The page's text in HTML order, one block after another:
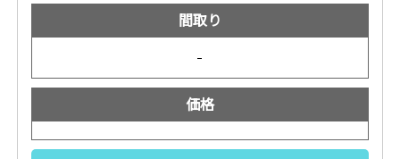
間取り
-
価格